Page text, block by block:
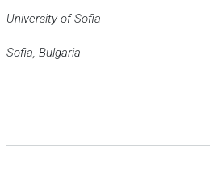
University of Sofia
Sofia, Bulgaria